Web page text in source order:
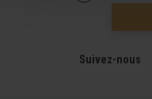
Suivez-nous